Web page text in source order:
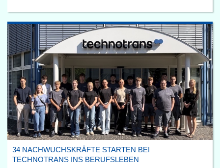
34 NACHWUCHSKRÄFTE STARTEN BEI
TECHNOTRANS INS BERUFSLEBEN